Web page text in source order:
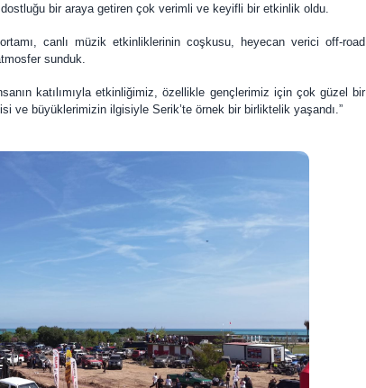
bir araya getiren çok verimli ve keyifli bir etkinlik oldu.
canlı müzik etkinliklerinin coşkusu, heyecan verici off-road
sunduk.
katılımıyla etkinliğimiz, özellikle gençlerimiz için çok güzel bir
ve büyüklerimizin ilgisiyle Serik’te örnek bir birliktelik yaşandı.”